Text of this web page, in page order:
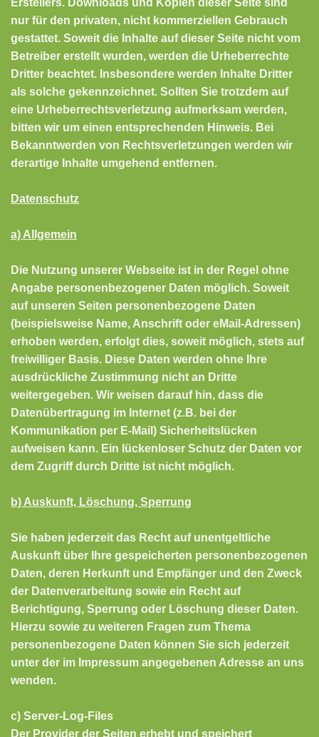
Erstellers. Downloads und Kopien dieser Seite sind
nur für den privaten, nicht kommerziellen Gebrauch
gestattet. Soweit die Inhalte auf dieser Seite nicht vom
Betreiber erstellt wurden, werden die Urheberrechte
Dritter beachtet. Insbesondere werden Inhalte Dritter
als solche gekennzeichnet. Sollten Sie trotzdem auf
eine Urheberrechtsverletzung aufmerksam werden,
bitten wir um einen entsprechenden Hinweis. Bei
Bekanntwerden von Rechtsverletzungen werden wir
derartige Inhalte umgehend entfernen.
Datenschutz
a) Allgemein
Die Nutzung unserer Webseite ist in der Regel ohne
Angabe personenbezogener Daten möglich. Soweit
auf unseren Seiten personenbezogene Daten
(beispielsweise Name, Anschrift oder eMail-Adressen)
erhoben werden, erfolgt dies, soweit möglich, stets auf
freiwilliger Basis. Diese Daten werden ohne Ihre
ausdrückliche Zustimmung nicht an Dritte
weitergegeben. Wir weisen darauf hin, dass die
Datenübertragung im Internet (z.B. bei der
Kommunikation per E-Mail) Sicherheitslücken
aufweisen kann. Ein lückenloser Schutz der Daten vor
dem Zugriff durch Dritte ist nicht möglich.
b) Auskunft, Löschung, Sperrung
Sie haben jederzeit das Recht auf unentgeltliche
Auskunft über Ihre gespeicherten personenbezogenen
Daten, deren Herkunft und Empfänger und den Zweck
der Datenverarbeitung sowie ein Recht auf
Berichtigung, Sperrung oder Löschung dieser Daten.
Hierzu sowie zu weiteren Fragen zum Thema
personenbezogene Daten können Sie sich jederzeit
unter der im Impressum angegebenen Adresse an uns
wenden.
c) Server-Log-Files
Der Provider der Seiten erhebt und speichert